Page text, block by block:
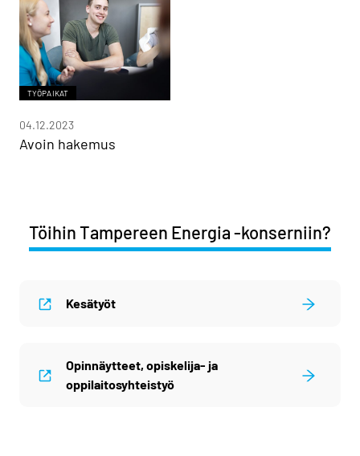
TYÖPAIKAT
Avoin hakemus
04.12.2023
Töihin Tampereen Energia -konserniin?
Kesätyöt
Opinnäytteet, opiskelija- ja
oppilaitosyhteistyö